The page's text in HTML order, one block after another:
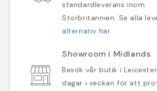
standardleverans inom
Storbritannien. Se alla
alternativ här.
Showroom i Midlands
Besök vår butik i
dagar i veckan för att